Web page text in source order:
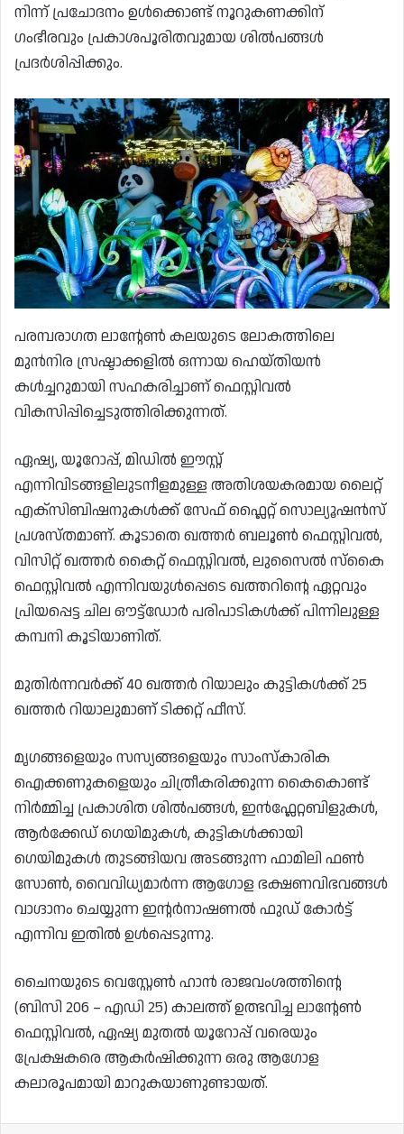
നിന്ന് പ്രചോദനം ഉൾക്കൊണ്ട് നൂറുകണക്കിന്
ഗംഭീരവും പ്രകാശപൂരിതവുമായ ശിൽപങ്ങൾ
പ്രദർശിപ്പിക്കും.
പരമ്പരാഗത ലാന്റേൺ കലയുടെ ലോകത്തിലെ
മുൻനിര സ്രഷ്ടാക്കളിൽ ഒന്നായ ഹെയ്തിയൻ
കൾച്ചറുമായി സഹകരിച്ചാണ് ഫെസ്റ്റിവൽ
വികസിപ്പിച്ചെടുത്തിരിക്കുന്നത്.
ഏഷ്യ, യൂറോപ്പ്, മിഡിൽ ഈസ്റ്റ്
എന്നിവിടങ്ങളിലുടനീളമുള്ള അതിശയകരമായ ലൈറ്റ്
എക്സിബിഷനുകൾക്ക് സേഫ് ഫ്ലൈറ്റ് സൊല്യൂഷൻസ്
പ്രശസ്തമാണ്. കൂടാതെ ഖത്തർ ബലൂൺ ഫെസ്റ്റിവൽ,
വിസിറ്റ് ഖത്തർ കൈറ്റ് ഫെസ്റ്റിവൽ, ലുസൈൽ സ്കൈ
ഫെസ്റ്റിവൽ എന്നിവയുൾപ്പെടെ ഖത്തറിന്റെ ഏറ്റവും
പ്രിയപ്പെട്ട ചില ഔട്ട്ഡോർ പരിപാടികൾക്ക് പിന്നിലുള്ള
കമ്പനി കൂടിയാണിത്.
മുതിർന്നവർക്ക് 40 ഖത്തർ റിയാലും കുട്ടികൾക്ക് 25
ഖത്തർ റിയാലുമാണ് ടിക്കറ്റ് ഫീസ്.
മൃഗങ്ങളെയും സസ്യങ്ങളെയും സാംസ്കാരിക
ഐക്കണുകളെയും ചിത്രീകരിക്കുന്ന കൈകൊണ്ട്
നിർമ്മിച്ച പ്രകാശിത ശിൽപങ്ങൾ, ഇൻഫ്ലേറ്റബിളുകൾ,
ആർക്കേഡ് ഗെയിമുകൾ, കുട്ടികൾക്കായി
ഗെയിമുകൾ തുടങ്ങിയവ അടങ്ങുന്ന ഫാമിലി ഫൺ
സോൺ, വൈവിധ്യമാർന്ന ആഗോള ഭക്ഷണവിഭവങ്ങൾ
വാഗ്ദാനം ചെയ്യുന്ന ഇന്റർനാഷണൽ ഫുഡ് കോർട്ട്
എന്നിവ ഇതിൽ ഉൾപ്പെടുന്നു.
ചൈനയുടെ വെസ്റ്റേൺ ഹാൻ രാജവംശത്തിന്റെ
(ബിസി 206 – എഡി 25) കാലത്ത് ഉത്ഭവിച്ച ലാന്റേൺ
ഫെസ്റ്റിവൽ, ഏഷ്യ മുതൽ യൂറോപ്പ് വരെയും
പ്രേക്ഷകരെ ആകർഷിക്കുന്ന ഒരു ആഗോള
കലാരൂപമായി മാറുകയാണുണ്ടായത്.